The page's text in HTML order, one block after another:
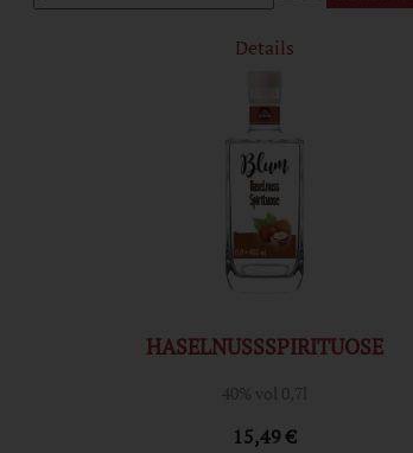
Details
HASELNUSSSPIRITUOSE
40% vol 0,7l
15,49 €